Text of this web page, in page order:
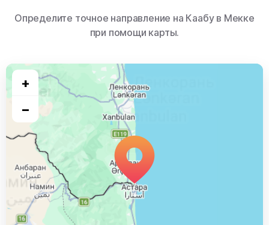
Определите точное направление на Каабу в Мекке
при помощи карты.
+
−